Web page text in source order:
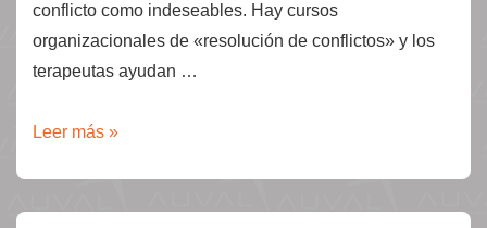
conflicto como indeseables. Hay cursos
organizacionales de «resolución de conflictos» y los
terapeutas ayudan …
Conflicto
Leer más »